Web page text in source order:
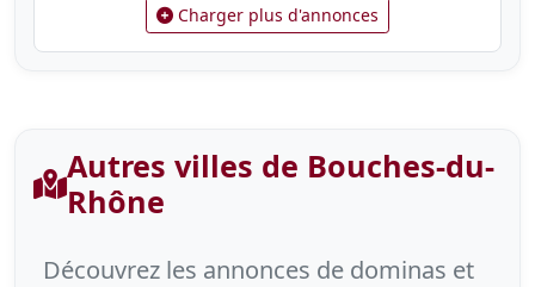
Charger plus d'annonces
Autres villes de Bouches-du-
Rhône
Découvrez les annonces de dominas et